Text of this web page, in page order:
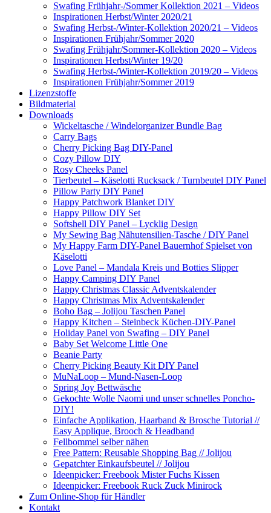
Swafing Frühjahr-/Sommer Kollektion 2021 – Videos
Inspirationen Herbst/Winter 2020/21
Swafing Herbst-/Winter-Kollektion 2020/21 – Videos
Inspirationen Frühjahr/Sommer 2020
Swafing Frühjahr/Sommer-Kollektion 2020 – Videos
Inspirationen Herbst/Winter 19/20
Swafing Herbst-/Winter-Kollektion 2019/20 – Videos
Inspirationen Frühjahr/Sommer 2019
Lizenzstoffe
Bildmaterial
Downloads
Wickeltasche / Windelorganizer Bundle Bag
Carry Bags
Cherry Picking Bag DIY-Panel
Cozy Pillow DIY
Rosy Cheeks Panel
Tierbeutel – Käselotti Rucksack / Turnbeutel DIY Panel
Pillow Party DIY Panel
Happy Patchwork Blanket DIY
Happy Pillow DIY Set
Softshell DIY Panel – Lycklig Design
My Sewing Bag Nähutensilien-Tasche / DIY Panel
My Happy Farm DIY-Panel Bauernhof Spielset von
Käselotti
Love Panel – Mandala Kreis und Botties Slipper
Happy Camping DIY Panel
Happy Christmas Classic Adventskalender
Happy Christmas Mix Adventskalender
Boho Bag – Jolijou Taschen Panel
Happy Kitchen – Steinbeck Küchen-DIY-Panel
Holiday Panel von Swafing – DIY Panel
Baby Set Welcome Little One
Beanie Party
Cherry Picking Beauty Kit DIY Panel
MuNaLoop – Mund-Nasen-Loop
Spring Joy Bettwäsche
Gekochte Wolle Naomi und unser schnelles Poncho-
DIY!
Einfache Applikation, Haarband & Brosche Tutorial //
Easy Applique, Brooch & Headband
Fellbommel selber nähen
Free Pattern: Reusable Shopping Bag // Jolijou
Gepatchter Einkaufsbeutel // Jolijou
Ideenpicker: Freebook Mister Fuchs Kissen
Ideenpicker: Freebook Ruck Zuck Minirock
Zum Online-Shop für Händler
Kontakt